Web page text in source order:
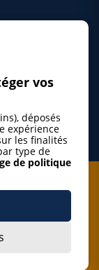
la
vos
déposés
expérience
les finalités
type de
de politique